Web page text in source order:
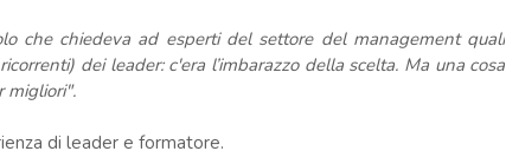
che chiedeva ad esperti del settore del management quali
dei leader: c'era l’imbarazzo della scelta. Ma una cosa
migliori".
di leader e formatore.